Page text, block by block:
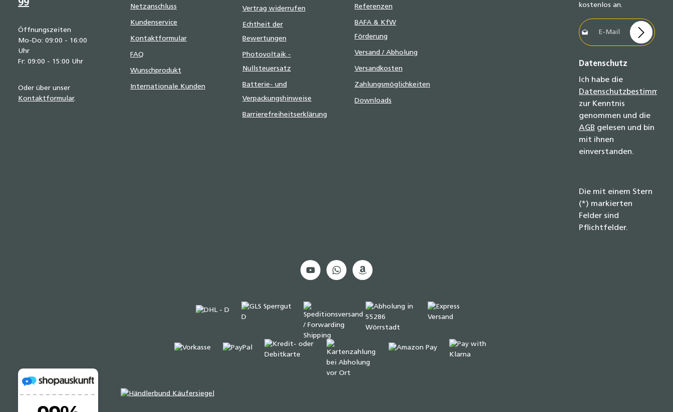
99
Öffnungszeiten
Mo-Do: 09:00 - 16:00
Uhr
Fr: 09:00 - 15:00 Uhr
Oder über unser
Kontaktformular.
Netzanschluss
Kundenservice
Kontaktformular
FAQ
Wunschprodukt
Internationale Kunden
Vertrag widerrufen
Echtheit der
Bewertungen
Photovoltaik -
Nullsteuersatz
Batterie- und
Verpackungshinweise
Barrierefreiheitserklärung
Referenzen
BAFA & KfW
Förderung
Versand / Abholung
Versandkosten
Zahlungsmöglichkeiten
Downloads
kostenlos an.
E-Mail-Adresse*
Datenschutz
Ich habe die
zur Kenntnis
genommen und die
AGB gelesen und bin
mit ihnen
einverstanden.
Die mit einem Stern
(*) markierten
Felder sind
Pflichtfelder.